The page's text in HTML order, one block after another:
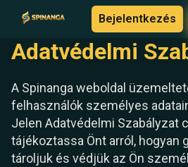
Bejelentkezés
Adatvédelmi
A Spinanga weboldal
felhasználók személyes
Jelen Adatvédelmi Szabályzat
tájékoztassa Önt arról, hogyan
tároljuk és védjük az Ön